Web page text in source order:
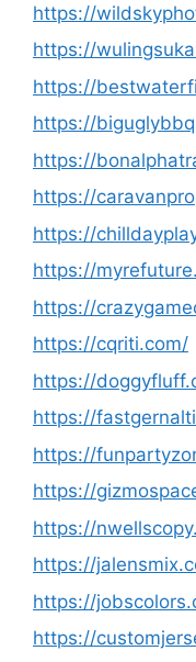
https://
https://
https://
https://
https://
https://
https://
https://
https://
https://cqriti.com/
https://
https://
https://
https://
https://
https://
https://
https://